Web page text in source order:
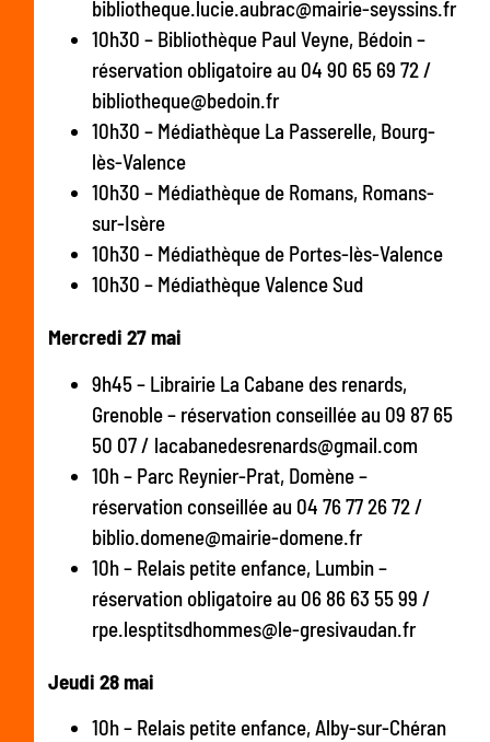
bibliotheque.lucie.aubrac@mairie-seyssins.fr
10h30 – Bibliothèque Paul Veyne, Bédoin –
réservation obligatoire au 04 90 65 69 72 /
bibliotheque@bedoin.fr
10h30 – Médiathèque La Passerelle, Bourg-
lès-Valence
10h30 – Médiathèque de Romans, Romans-
sur-Isère
10h30 – Médiathèque de Portes-lès-Valence
10h30 – Médiathèque Valence Sud
Mercredi 27 mai
9h45 – Librairie La Cabane des renards,
Grenoble – réservation conseillée au 09 87 65
50 07 / lacabanedesrenards@gmail.com
10h – Parc Reynier-Prat, Domène –
réservation conseillée au 04 76 77 26 72 /
biblio.domene@mairie-domene.fr
10h – Relais petite enfance, Lumbin –
réservation obligatoire au 06 86 63 55 99 /
rpe.lesptitsdhommes@le-gresivaudan.fr
Jeudi 28 mai
10h – Relais petite enfance, Alby-sur-Chéran